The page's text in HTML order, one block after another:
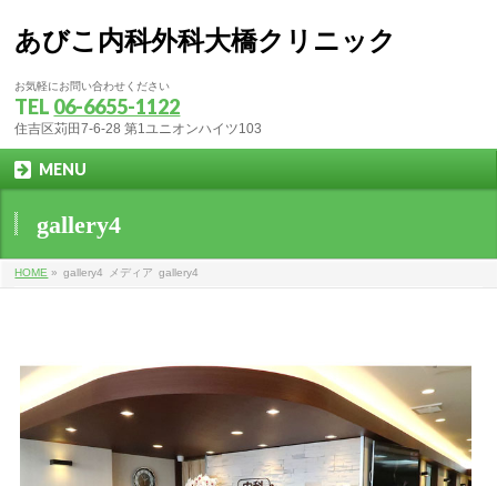
あびこ内科外科大橋クリニック
お気軽にお問い合わせください
TEL 06-6655-1122
住吉区苅田7-6-28 第1ユニオンハイツ103
MENU
gallery4
HOME » gallery4 メディア gallery4